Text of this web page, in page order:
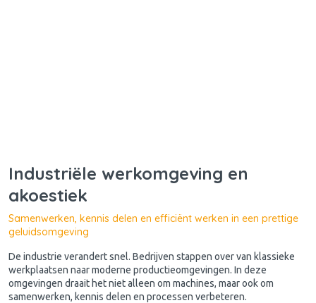
Industriële werkomgeving en
akoestiek
Samenwerken, kennis delen en efficiënt werken in een prettige
geluidsomgeving
De industrie verandert snel. Bedrijven stappen over van klassieke
werkplaatsen naar moderne productieomgevingen. In deze
omgevingen draait het niet alleen om machines, maar ook om
samenwerken, kennis delen en processen verbeteren.